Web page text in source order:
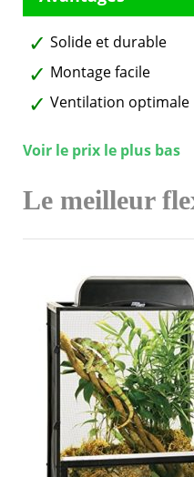
Solide et durable
Montage facile
Ventilation optimale
Voir le prix le plus bas
Le meilleur